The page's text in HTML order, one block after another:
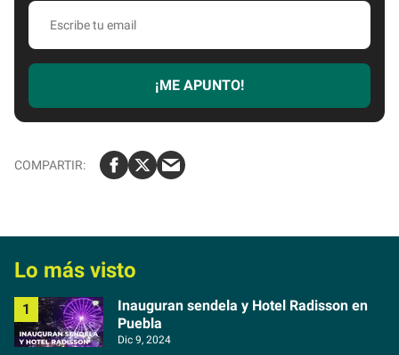
E
c
r
t
i
¡ME APUNTO!
Lo más visto
Inauguran sendela y Hotel Radisson en
Puebla
Dic 9, 2024